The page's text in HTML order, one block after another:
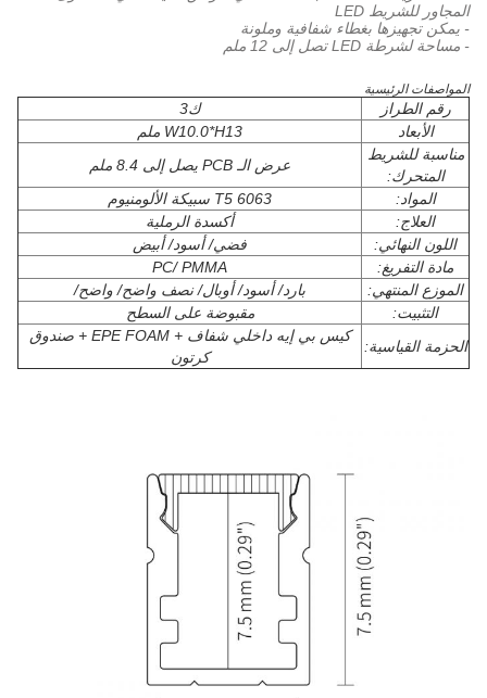
المجاور للشريط LED
- يمكن تجهيزها بغطاء شفافية وملونة
- مساحة لشرطة LED تصل إلى 12 ملم
المواصفات الرئيسية
رقم الطراز
ك3
الأبعاد
W10.0*H13 ملم
مناسبة للشريط
المتحرك:
عرض الـ PCB يصل إلى 8.4 ملم
المواد:
6063 T5 سبيكة الألومنيوم
العلاج:
أكسدة الرملية
اللون النهائي:
فضي/ أسود/ أبيض
مادة التفريغ:
PC/ PMMA
الموزع المنتهي:
بارد/ أسود/ أوبال/ نصف واضح/ واضح/
التثبيت:
مقبوضة على السطح
الحزمة القياسية:
كيس بي إيه داخلي شفاف + EPE FOAM + صندوق
كرتون